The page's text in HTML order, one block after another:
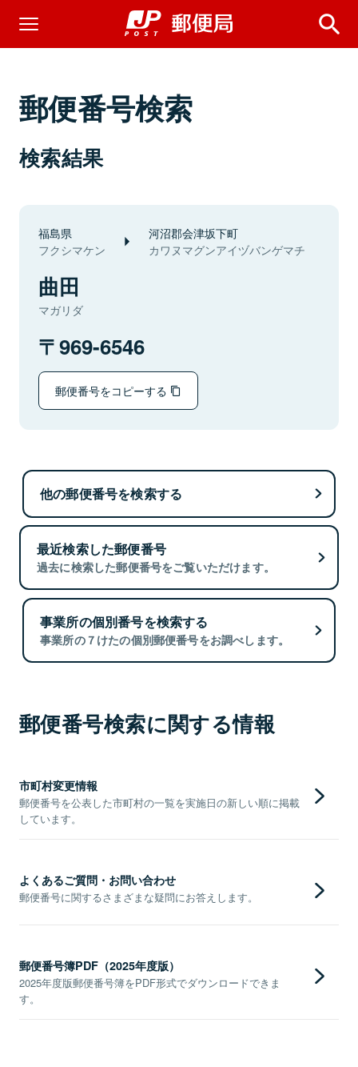
郵便番号検索
検索結果
福島県
フクシマケン
河沼郡会津坂下町
カワヌマグンアイヅバンゲマチ
曲田
マガリダ
969-6546
郵便番号をコピーする
他の郵便番号を検索する
最近検索した郵便番号
過去に検索した郵便番号をご覧いただけます。
事業所の個別番号を検索する
事業所の７けたの個別郵便番号をお調べします。
郵便番号検索に関する情報
市町村変更情報
郵便番号を公表した市町村の一覧を実施日の新しい順に掲載
しています。
よくあるご質問・お問い合わせ
郵便番号に関するさまざまな疑問にお答えします。
郵便番号簿PDF（2025年度版）
2025年度版郵便番号簿をPDF形式でダウンロードできま
す。